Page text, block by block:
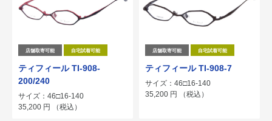
店舗取寄可能 自宅試着可能
ティフィール TI-908-
200/240
サイズ：46□16-140
35,200 円 （税込）
店舗取寄可能 自宅試着可能
ティフィール TI-908-7
サイズ：46□16-140
35,200 円 （税込）